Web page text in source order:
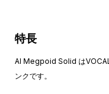
特長
AI Megpoid Solid は
ンクです。